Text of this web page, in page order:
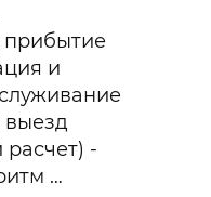
и
расчет) -
…